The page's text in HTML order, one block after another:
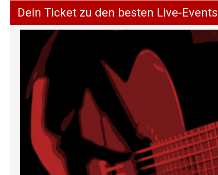
Dein Ticket zu den besten Live-Events